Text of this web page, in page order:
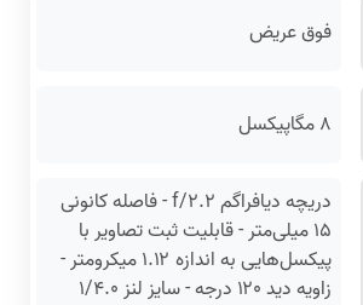
فوق عریض
۸ مگاپیکسل
دریچه دیافراگم f/۲.۲ - فاصله کانونی
۱۵ میلی‌متر - قابلیت ثبت تصاویر با
پیکسل‌هایی به اندازه ۱.۱۲ میکرومتر -
زاویه دید ۱۲۰ درجه - سایز لنز ۱/۴.۰